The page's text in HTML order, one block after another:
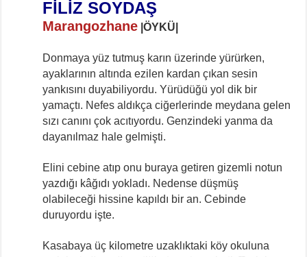
FİLİZ SOYDAŞ
Marangozhane |ÖYKÜ|
Donmaya yüz tutmuş karın üzerinde yürürken,
ayaklarının altında ezilen kardan çıkan sesin
yankısını duyabiliyordu. Yürüdüğü yol dik bir
yamaçtı. Nefes aldıkça ciğerlerinde meydana gelen
sızı canını çok acıtıyordu. Genzindeki yanma da
dayanılmaz hale gelmişti.
Elini cebine atıp onu buraya getiren gizemli notun
yazdığı kâğıdı yokladı. Nedense düşmüş
olabileceği hissine kapıldı bir an. Cebinde
duruyordu işte.
Kasabaya üç kilometre uzaklıktaki köy okuluna